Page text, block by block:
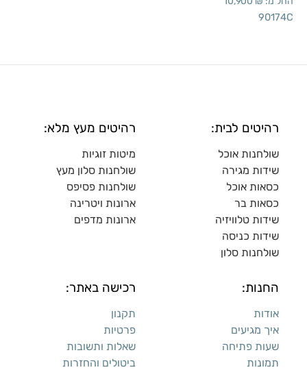
90174C
רהיטים לבית:
שולחנות אוכל
שידות מגירה
כסאות אוכל
כסאות בר
שידות טלוויזיה
שידות כניסה
שולחנות סלון
רהיטים מעץ מלא:
מיטות זוגיות
שולחנות סלון מעץ
שולחנות פסיפס
ארונות ויטרינה
ארונות מדפים
החנות:
אודות
איך מגיעים
שעות פתיחה
תמונות
רכישה באתר:
תקנון
פרטיות
שאלות ותשובות
ביטולים והחזרות